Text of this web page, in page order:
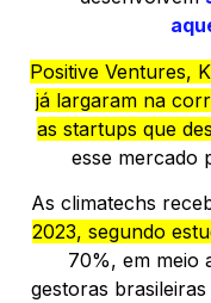
Positive Ventures,
já largaram na
as startups que
esse mercado
As climatechs
2023, segundo
70%, em meio
gestoras